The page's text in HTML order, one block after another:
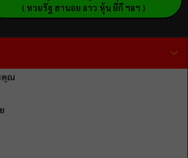
( หวยรัฐ ฮานอย ลาว หุ้น ยี่กี ฯลฯ )
คุณ